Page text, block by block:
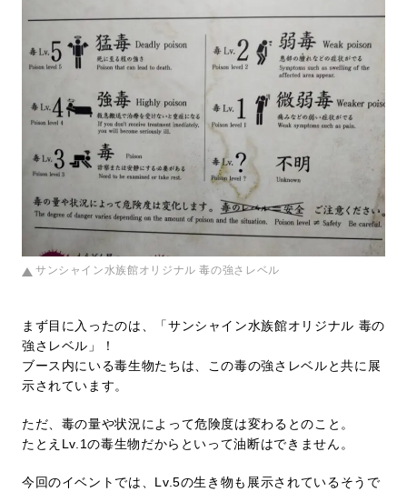
サンシャイン水族館オリジナル 毒の強さレベル
まず目に入ったのは、「サンシャイン水族館オリジナル 毒の
強さレベル」！
ブース内にいる毒生物たちは、この毒の強さレベルと共に展
示されています。
ただ、毒の量や状況によって危険度は変わるとのこと。
たとえLv.1の毒生物だからといって油断はできません。
今回のイベントでは、Lv.5の生き物も展示されているそうで